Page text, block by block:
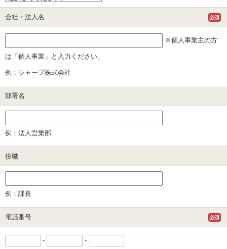
会社・法人名 必須
※個人事業主の方
は「個人事業」と入力ください。
例：シャープ株式会社
部署名
例：法人営業部
役職
例：課長
電話番号 必須
- -